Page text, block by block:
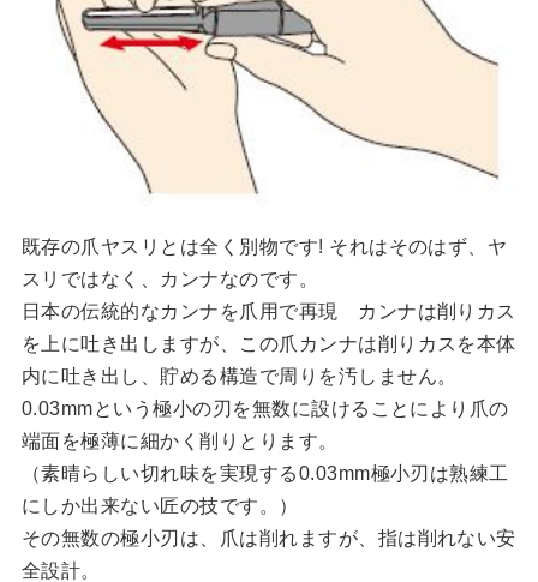
既存の爪ヤスリとは全く別物です! それはそのはず、ヤ
スリではなく、カンナなのです。
日本の伝統的なカンナを爪用で再現 カンナは削りカス
を上に吐き出しますが、この爪カンナは削りカスを本体
内に吐き出し、貯める構造で周りを汚しません。
0.03mmという極小の刃を無数に設けることにより爪の
端面を極薄に細かく削りとります。
（素晴らしい切れ味を実現する0.03mm極小刃は熟練工
にしか出来ない匠の技です。）
その無数の極小刃は、爪は削れますが、指は削れない安
全設計。